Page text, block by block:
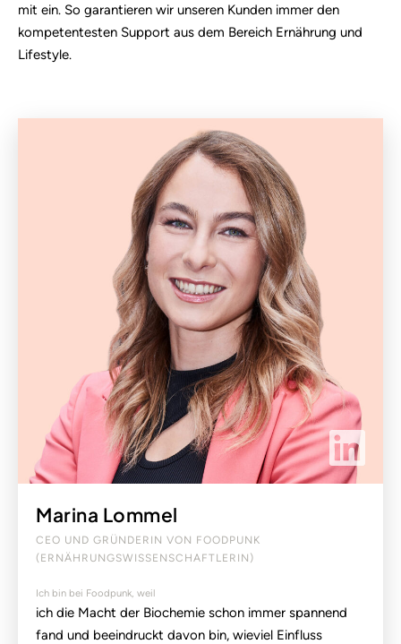
mit ein. So garantieren wir unseren Kunden immer den
kompetentesten Support aus dem Bereich Ernährung und
Lifestyle.
Marina Lommel
CEO UND GRÜNDERIN VON FOODPUNK
(ERNÄHRUNGSWISSENSCHAFTLERIN)
Ich bin bei Foodpunk, weil
ich die Macht der Biochemie schon immer spannend
fand und beeindruckt davon bin, wieviel Einfluss